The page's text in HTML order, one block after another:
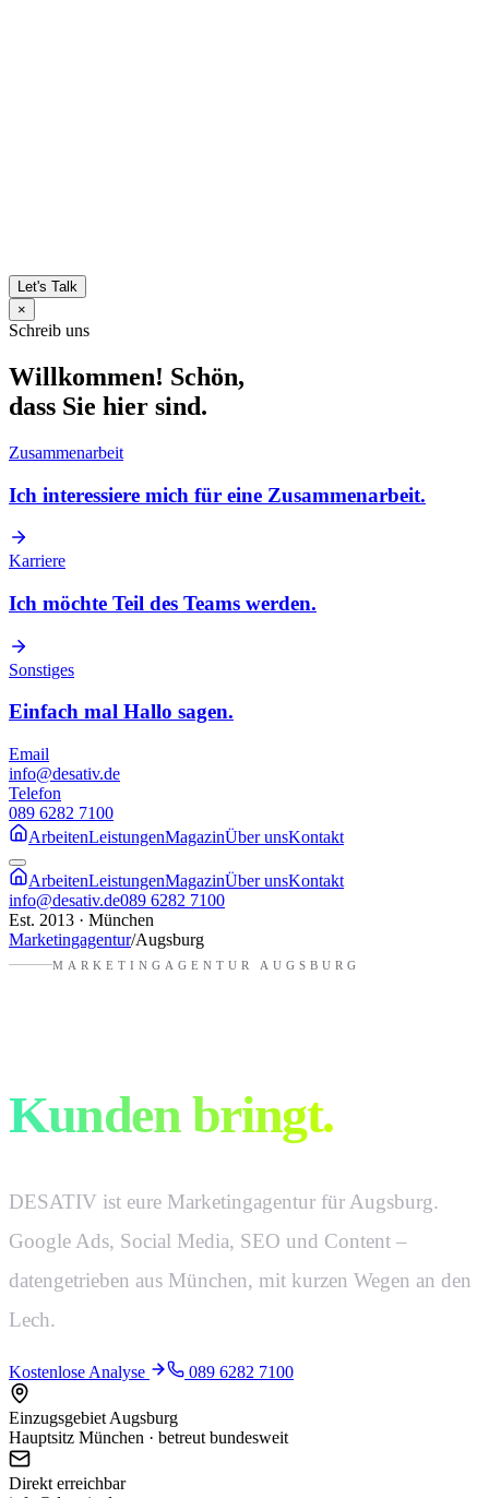
Let's Talk
×
Schreib uns
Willkommen! Schön,
dass Sie hier sind.
Zusammenarbeit
Ich interessiere mich für eine Zusammenarbeit.
Karriere
Ich möchte Teil des Teams werden.
Sonstiges
Einfach mal Hallo sagen.
Email
info@desativ.de
Telefon
089 6282 7100
ArbeitenLeistungenMagazinÜber unsKontakt
ArbeitenLeistungenMagazinÜber unsKontakt
info@desativ.de089 6282 7100
Est. 2013 · München
Marketingagentur/Augsburg
MARKETINGAGENTUR AUGSBURG
Kunden bringt.
DESATIV ist eure Marketingagentur für Augsburg.
Google Ads, Social Media, SEO und Content –
datengetrieben aus München, mit kurzen Wegen an den
Lech.
Kostenlose Analyse 089 6282 7100
Einzugsgebiet Augsburg
Hauptsitz München · betreut bundesweit
Direkt erreichbar